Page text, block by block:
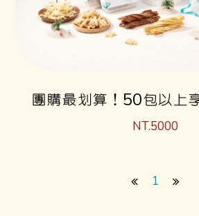
團購最划算！50包以上
NT.5000
1